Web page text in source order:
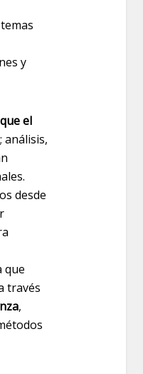
y
el
; análisis,
desde
que
través
,